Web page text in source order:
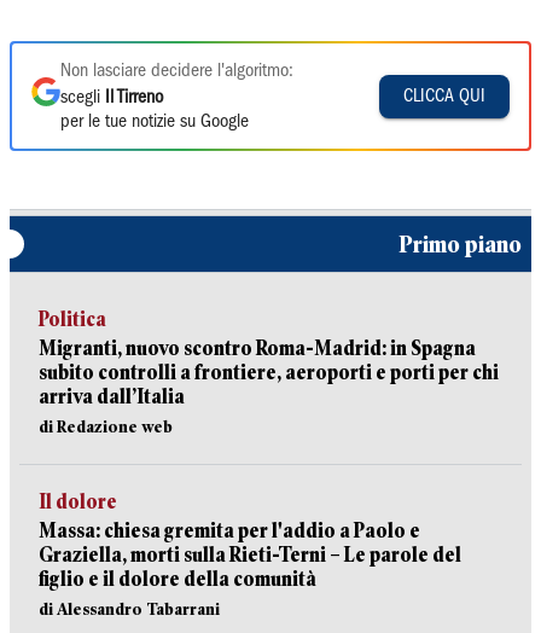
Non lasciare decidere l'algoritmo:
scegli
Il Tirreno
per le tue notizie su Google
CLICCA QUI
Primo piano
Politica
Migranti, nuovo scontro Roma-Madrid: in Spagna
subito controlli a frontiere, aeroporti e porti per chi
arriva dall’Italia
di Redazione web
Il dolore
Massa: chiesa gremita per l'addio a Paolo e
Graziella, morti sulla Rieti-Terni – Le parole del
figlio e il dolore della comunità
di Alessandro Tabarrani